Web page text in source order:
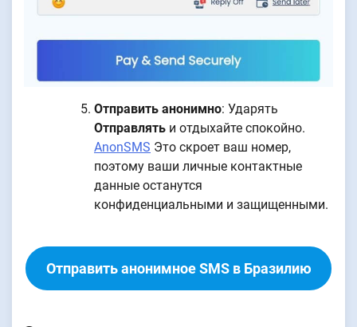
Отправить анонимно: Ударять
Отправлять и отдыхайте спокойно.
AnonSMS Это скроет ваш номер,
поэтому ваши личные контактные
данные останутся
конфиденциальными и защищенными.
Отправить анонимное SMS в Бразилию